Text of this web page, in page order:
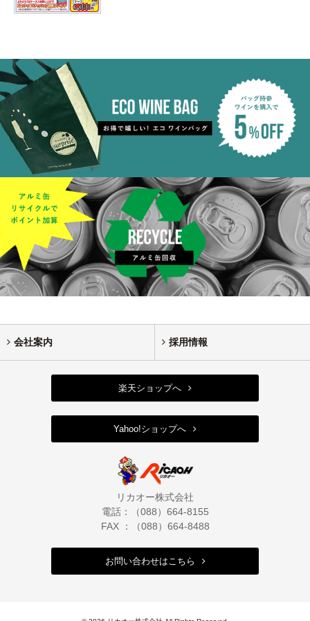
会社案内 採用情報
楽天ショップへ
Yahoo!ショップへ
リカオー株式会社
電話：（088）664-8155
FAX ：（088）664-8488
お問い合わせはこちら